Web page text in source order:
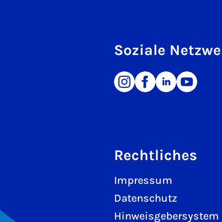
Soziale
Rechtliches
Impressum
Datenschutz
Hinweisgebersystem